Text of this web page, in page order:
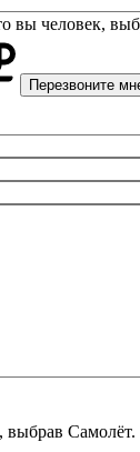
вы человек,
выбрав Самолёт.